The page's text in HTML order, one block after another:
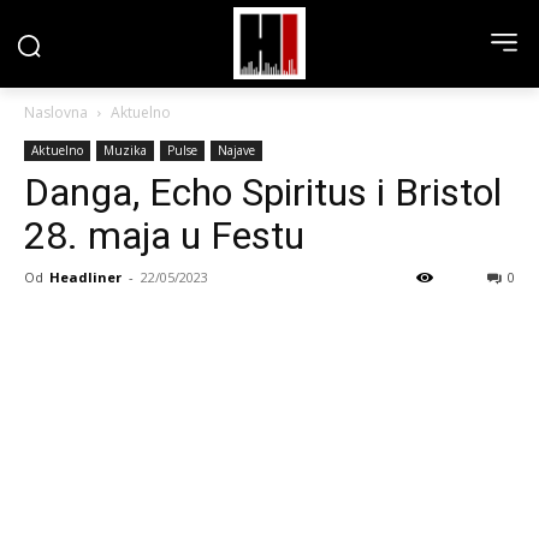
Naslovna Aktuelno
Aktuelno Muzika Pulse Najave
Danga, Echo Spiritus i Bristol
28. maja u Festu
Od Headliner - 22/05/2023 0